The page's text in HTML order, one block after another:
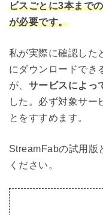
ビスごとに3本まで
が必要です。
私が実際に確認した
にダウンロードでき
が、 サービスによっ
した。必ず対象サー
とをすすめます。
StreamFabの試用版
ください。